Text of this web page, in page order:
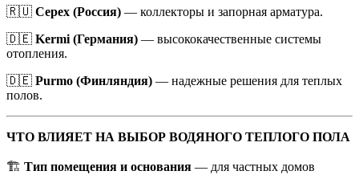
🇷🇺 Cepex (Россия) — коллекторы и запорная арматура.
🇩🇪 Kermi (Германия) — высококачественные системы
отопления.
🇩🇪 Purmo (Финляндия) — надежные решения для теплых
полов.
ЧТО ВЛИЯЕТ НА ВЫБОР ВОДЯНОГО ТЕПЛОГО ПОЛА
🏗️ Тип помещения и основания — для частных домов